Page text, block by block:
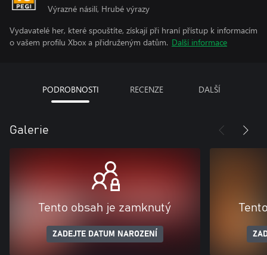
Výrazné násilí, Hrubé výrazy
Vydavatelé her, které spouštíte, získají při hraní přístup k informacím
o vašem profilu Xbox a přidruženým datům. Další informace
PODROBNOSTI RECENZE DALŠÍ
Galerie
Tento obsah je zamknutý
ZADEJTE DATUM NAROZENÍ